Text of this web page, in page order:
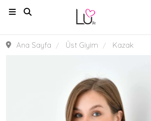
Ana Sayfa Üst Giyim Kazak